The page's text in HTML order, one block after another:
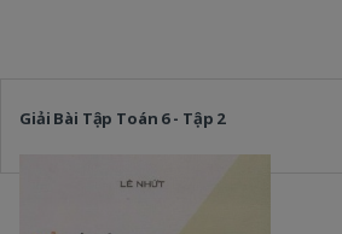
Giải Bài Tập Toán 6 - Tập 2